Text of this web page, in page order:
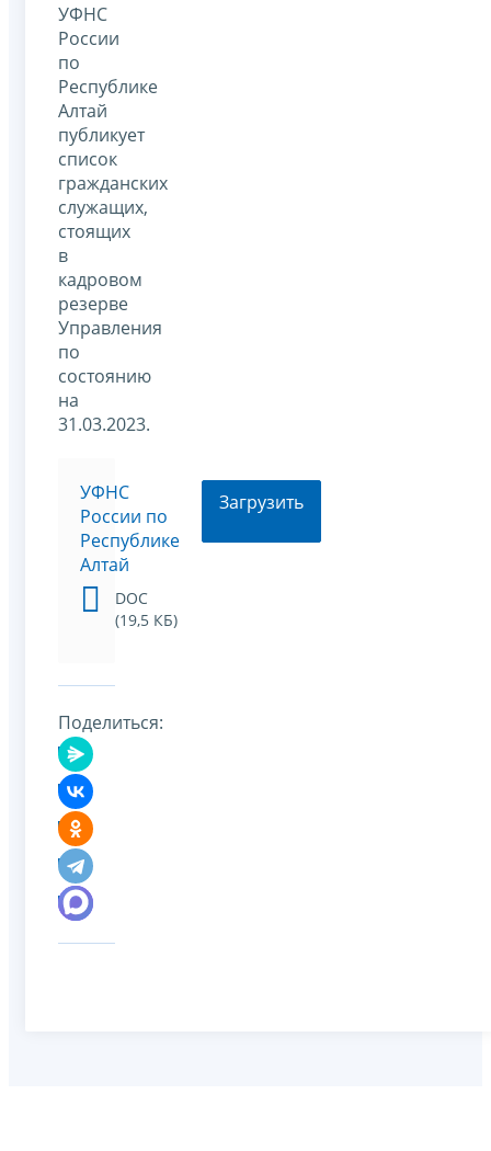
УФНС
России
по
Республике
Алтай
публикует
список
гражданских
служащих,
стоящих
в
кадровом
резерве
Управления
по
состоянию
на
31.03.2023.
УФНС
России по
Республике
Алтай
DOC
(19,5 КБ)
Загрузить
Поделиться: